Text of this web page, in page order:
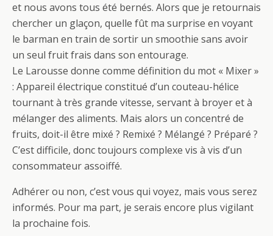
et nous avons tous été bernés. Alors que je retournais
chercher un glaçon, quelle fût ma surprise en voyant
le barman en train de sortir un smoothie sans avoir
un seul fruit frais dans son entourage.
Le Larousse donne comme définition du mot « Mixer »
: Appareil électrique constitué d’un couteau-hélice
tournant à très grande vitesse, servant à broyer et à
mélanger des aliments. Mais alors un concentré de
fruits, doit-il être mixé ? Remixé ? Mélangé ? Préparé ?
C’est difficile, donc toujours complexe vis à vis d’un
consommateur assoiffé.
Adhérer ou non, c’est vous qui voyez, mais vous serez
informés. Pour ma part, je serais encore plus vigilant
la prochaine fois.